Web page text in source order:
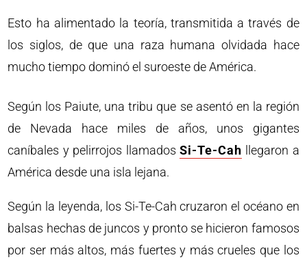
Esto ha alimentado la teoría, transmitida a través de
los siglos, de que una raza humana olvidada hace
mucho tiempo dominó el suroeste de América.
Según los Paiute, una tribu que se asentó en la región
de Nevada hace miles de años, unos gigantes
caníbales y pelirrojos llamados Si-Te-Cah llegaron a
América desde una isla lejana.
Según la leyenda, los Si-Te-Cah cruzaron el océano en
balsas hechas de juncos y pronto se hicieron famosos
por ser más altos, más fuertes y más crueles que los